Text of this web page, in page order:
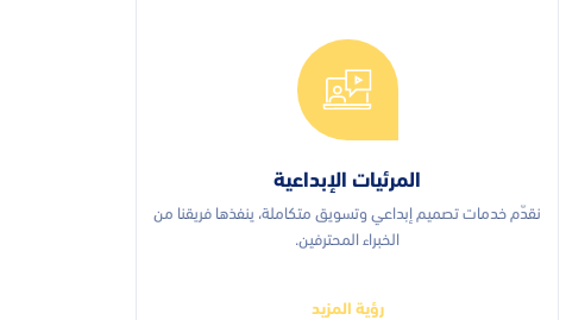
المرئيات الإبداعية
نقدّم خدمات تصميم إبداعي وتسويق متكاملة، ينفذها فريقنا من
الخبراء المحترفين.
رؤية المزيد